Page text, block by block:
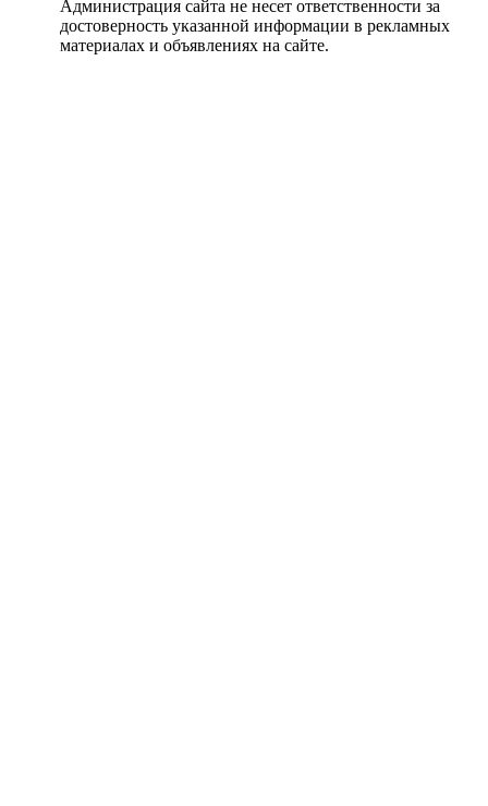
Администрация сайта не несет ответственности за
достоверность указанной информации в рекламных
материалах и объявлениях на сайте.